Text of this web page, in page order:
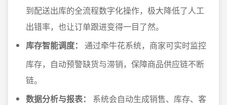
到配送出库的全流程数字化操作，极大降低了人工
出错率，也让订单跟进变得一目了然。
库存智能调度：
通过牵牛花系统，商家可实时监控
库存，自动预警缺货与滞销，保障商品供应链不断
链。
数据分析与报表：
系统会自动生成销售、库存、客